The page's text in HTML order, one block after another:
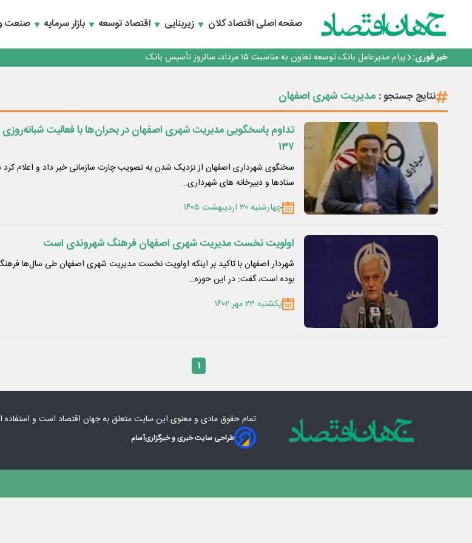
صفحه اصلیاقتصاد کلان زیربنایی اقتصاد توسعه بازار سرمایه صنعت
خبر فوری:
اجرای برنامه تحول بانک با تمرکز بر منابع پایدار، درآمدهای کارمزدی و بازسازی اعتماد مشتریان
بانک مهر ایران بیش از ۷۰ میلیارد تومان به برنامه‌های مسئولیت اجتماعی اختصاص داد
پیام مدیرعامل بانک توسعه تعاون به مناسبت ۱۵ مرداد، سالروز تأسیس بانک
سرپرست اداره کل روابط عمومی بیمه مرکزی منصوب شد
بانک مهر ایران بیش از ۷۰ میلیارد تومان به برنامه‌های مسئولیت اجتماعی اختصاص دادنتایج جستجو : مدیریت شهری اصفهان
تداوم پاسخگویی مدیریت شهری اصفهان در بحران‌ها با فعالیت شبانه‌روزی
۱۳۷
سخنگوی شهرداری اصفهان از نزدیک شدن به تصویب چارت سازمانی خبر داد و اعلام کرد
ستادها و دبیرخانه های شهرداری…
چهارشنبه ۳۰ اردیبهشت ۱۴۰۵
اولویت نخست مدیریت شهری اصفهان فرهنگ شهروندی است
شهردار اصفهان با تاکید بر اینکه اولویت نخست مدیریت شهری اصفهان طی سال‌ها
بوده است، گفت: در این حوزه…
یکشنبه ۲۳ مهر ۱۴۰۲
۱
تمام حقوق مادی‌ و معنوی این سایت متعلق بهجهان اقتصاد است و استفاده
طراحی سایت خبری و خبرگزاریآسام